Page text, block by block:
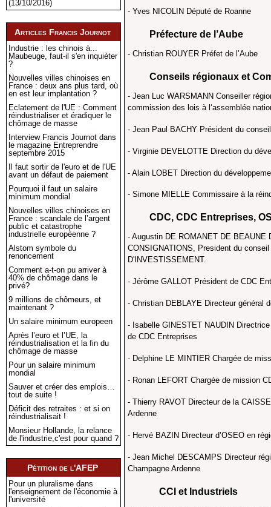
(13/10/2016)
Articles Francis Journot
Industrie : les chinois à...
Maubeuge, faut-il s'en inquiéter
?
Nouvelles villes chinoises en
France : deux ans plus tard, où
en est leur implantation ?
Eclatement de l'UE : Comment
réindustrialiser et éradiquer le
chômage de masse
Interview Francis Journot dans
le magazine Entreprendre
septembre 2015
Il faut sortir de l'euro et de l'UE
avant un défaut de paiement
Pourquoi il faut un salaire
minimum mondial
Nouvelles villes chinoises en
France : scandale de l’argent
public et catastrophe
industrielle européenne ?
Alstom symbole du
renoncement
Comment a-t-on pu arriver à
40% de chômage dans le
privé?
9 millions de chômeurs, et
maintenant ?
Un salaire minimum europeen
Après l’euro et l’UE, la
réindustrialisation et la fin du
chômage de masse
Pour un salaire minimum
mondial
Sauver et créer des emplois…
tout de suite !
Déficit des retraites : et si on
réindustrialisait !
Monsieur Hollande, la relance
de l'industrie,c'est pour quand ?
Pétition de l'AFEP
Pour un pluralisme dans
l'enseignement de l'économie à
l'université
- Yves NICOLIN Député de Roanne
Préfecture de l’Aube
- Christian ROUYER Préfet de l’Aube
Conseils régionaux et
- Jean Luc WARSMANN Conseiller
commission des lois à l‘assemblée
- Jean Paul BACHY Président du
- Virginie DEVELOTTE Direction du
- Alain LOBET Direction du
- Simone MIELLE Commissaire à la
CDC, CDC Entreprises,
- Augustin DE ROMANET DE
CONSIGNATIONS, President du
D'INVESTISSEMENT.
- Jérôme GALLOT Président de CDC
- Christian DEBLAYE Directeur général
- Isabelle GINESTET NAUDIN
de CDC Entreprises
- Delphine LE MINTIER Chargée de
- Ronan LEFORT Chargée de mission
- Thierry RAVOT Directeur de la
Ardenne
- Hervé BAZIN Directeur d’OSEO en
- Jean Michel DESCAMPS Directeur
Champagne Ardenne
CCI et Industriels